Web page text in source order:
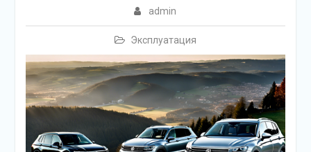
admin
Эксплуатация